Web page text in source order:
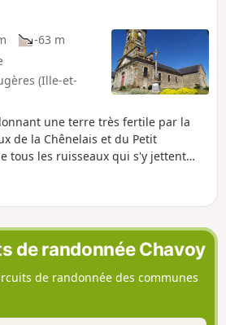
-63 m
(Ille-et-
une terre très fertile par la
de la Chênelais et du Petit
tous les ruisseaux qui s'y jettent
de randonnée Chavoy
de randonnée des communes